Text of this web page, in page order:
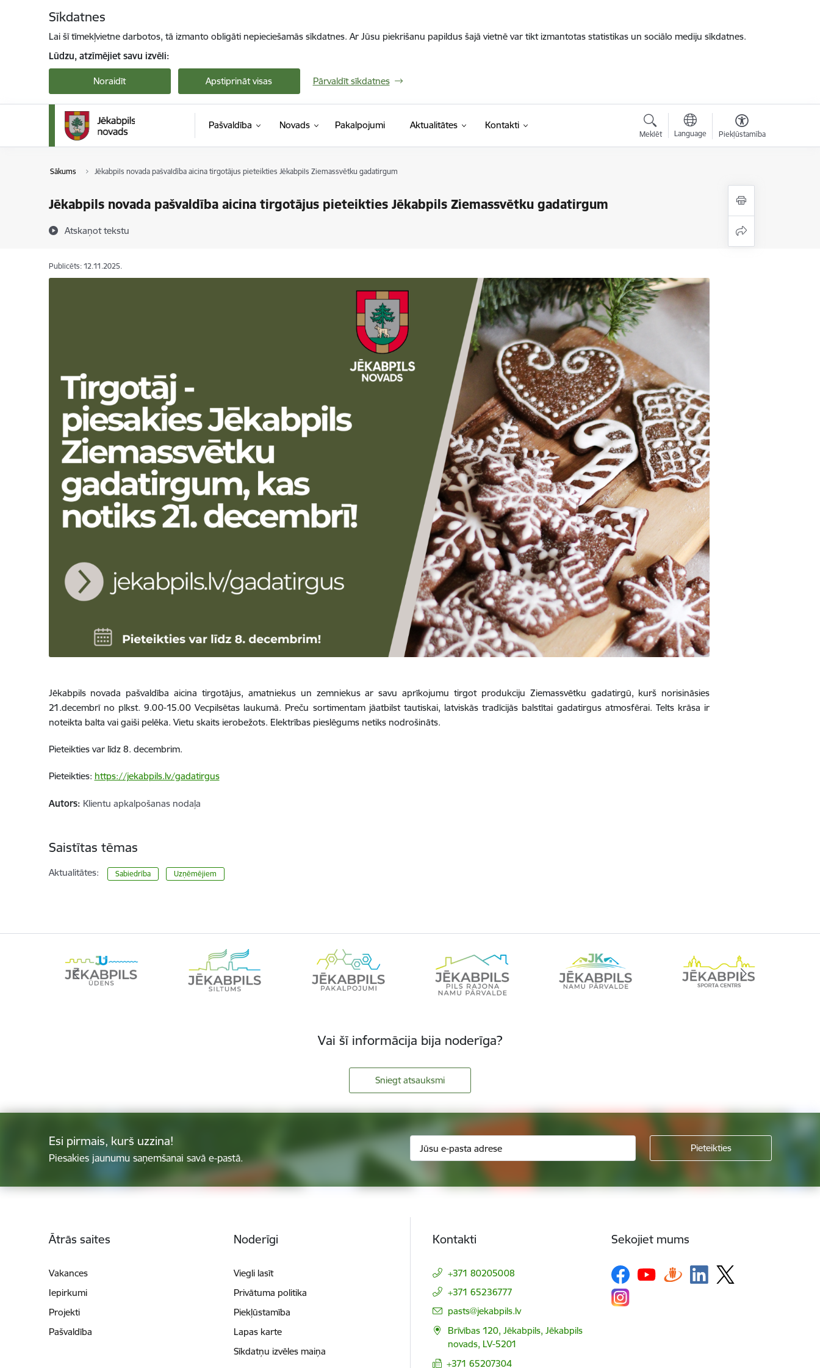
Sīkdatnes
Lai šī tīmekļvietne darbotos, tā izmanto obligāti nepieciešamās sīkdatnes. Ar Jūsu piekrišanu papildus šajā vietnē var tikt izmantotas statistikas un sociālo mediju sīkdatnes.
Lūdzu, atzīmējiet savu izvēli:
Noraidīt Apstiprināt visas Pārvaldīt sīkdatnes
Pašvaldība Novads Pakalpojumi Aktualitātes Kontakti
Meklēt Language Piekļūstamība
Sākums Jēkabpils novada pašvaldība aicina tirgotājus pieteikties Jēkabpils Ziemassvētku gadatirgum
Jēkabpils novada pašvaldība aicina tirgotājus pieteikties Jēkabpils Ziemassvētku gadatirgum
Atskaņot tekstu
Publicēts: 12.11.2025.
Jēkabpils novada pašvaldība aicina tirgotājus, amatniekus un zemniekus ar savu aprīkojumu tirgot produkciju Ziemassvētku gadatirgū, kurš norisināsies
21.decembrī no plkst. 9.00-15.00 Vecpilsētas laukumā. Preču sortimentam jāatbilst tautiskai, latviskās tradīcijās balstītai gadatirgus atmosfērai. Telts krāsa ir
noteikta balta vai gaiši pelēka. Vietu skaits ierobežots. Elektrības pieslēgums netiks nodrošināts.
Pieteikties var līdz 8. decembrim.
Pieteikties: https://jekabpils.lv/gadatirgus
Autors: Klientu apkalpošanas nodaļa
Saistītas tēmas
Aktualitātes: Sabiedrība Uzņēmējiem
Vai šī informācija bija noderīga?
Sniegt atsauksmi
Esi pirmais, kurš uzzina!
Piesakies jaunumu saņemšanai savā e-pastā.
Ātrās saites
Vakances
Iepirkumi
Projekti
Pašvaldība
Noderīgi
Viegli lasīt
Privātuma politika
Piekļūstamība
Lapas karte
Sīkdatņu izvēles maiņa
Kontakti
+371 80205008
+371 65236777
E-pasts:
pasts@jekabpils.lv
Brīvības 120, Jēkabpils, Jēkabpils
novads, LV-5201
+371 65207304
Sekojiet mums